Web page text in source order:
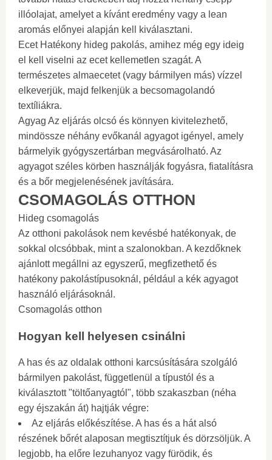
illóolajat, amelyet a kívánt eredmény vagy a lean
aromás előnyei alapján kell kiválasztani.
Ecet Hatékony hideg pakolás, amihez még egy ideig
el kell viselni az ecet kellemetlen szagát. A
természetes almaecetet (vagy bármilyen más) vízzel
elkeverjük, majd felkenjük a becsomagolandó
textíliákra.
Agyag Az eljárás olcsó és könnyen kivitelezhető,
mindössze néhány evőkanál agyagot igényel, amely
bármelyik gyógyszertárban megvásárolható. Az
agyagot széles körben használják fogyásra, fiatalításra
és a bőr megjelenésének javítására.
CSOMAGOLÁS OTTHON
Hideg csomagolás
Az otthoni pakolások nem kevésbé hatékonyak, de
sokkal olcsóbbak, mint a szalonokban. A kezdőknek
ajánlott megállni az egyszerű, megfizethető és
hatékony pakolástípusoknál, például a kék agyagot
használó eljárásoknál.
Csomagolás otthon
Hogyan kell helyesen csinálni
A has és az oldalak otthoni karcsúsítására szolgáló
bármilyen pakolást, függetlenül a típustól és a
kiválasztott "töltőanyagtól", több szakaszban (néha
egy éjszakán át) hajtják végre:
Az eljárás előkészítése. A has és a hát alsó
részének bőrét alaposan megtisztítjuk és dörzsöljük. A
legjobb, ha előre lezuhanyoz vagy fürödik, és